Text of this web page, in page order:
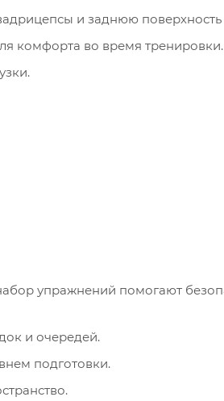
и заднюю поверхность
комфорта во время тренировки.
и очередей.
подготовки.